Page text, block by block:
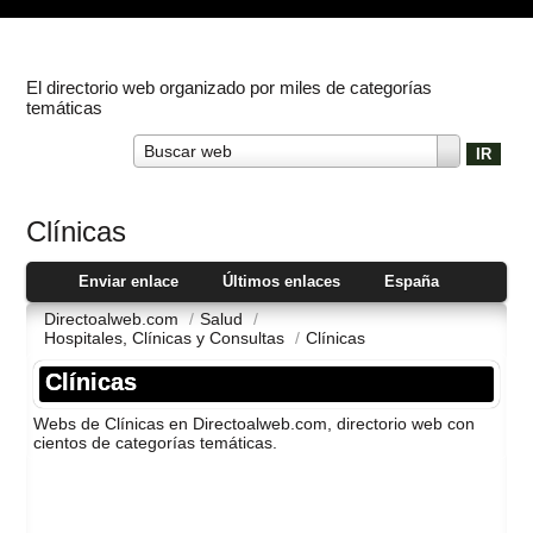
El directorio web organizado por miles de categorías
temáticas
Buscar web
Clí­nicas
Enviar enlace Últimos enlaces España
Directoalweb.com / Salud /
Hospitales, Clí­nicas y Consultas / Clí­nicas
Clí­nicas
Webs de Clí­nicas en Directoalweb.com, directorio web con
cientos de categorí­as temáticas.